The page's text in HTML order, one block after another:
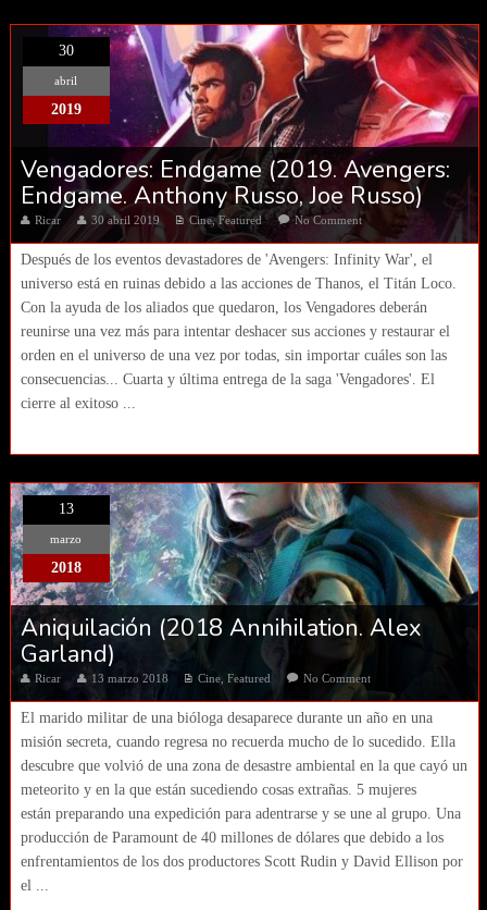
30
abril
2019
Vengadores: Endgame (2019. Avengers:
Endgame. Anthony Russo, Joe Russo)
Ricar 30 abril 2019 Cine,Featured No Comment
Después de los eventos devastadores de 'Avengers: Infinity War', el
universo está en ruinas debido a las acciones de Thanos, el Titán Loco.
Con la ayuda de los aliados que quedaron, los Vengadores deberán
reunirse una vez más para intentar deshacer sus acciones y restaurar el
orden en el universo de una vez por todas, sin importar cuáles son las
consecuencias... Cuarta y última entrega de la saga 'Vengadores'. El
cierre al exitoso ...
13
marzo
2018
Aniquilación (2018 Annihilation. Alex
Garland)
Ricar 13 marzo 2018 Cine, Featured No Comment
El marido militar de una bióloga desaparece durante un año en una
misión secreta, cuando regresa no recuerda mucho de lo sucedido. Ella
descubre que volvió de una zona de desastre ambiental en la que cayó un
meteorito y en la que están sucediendo cosas extrañas. 5 mujeres
están preparando una expedición para adentrarse y se une al grupo. Una
producción de Paramount de 40 millones de dólares que debido a los
enfrentamientos de los dos productores Scott Rudin y David Ellison por
el ...